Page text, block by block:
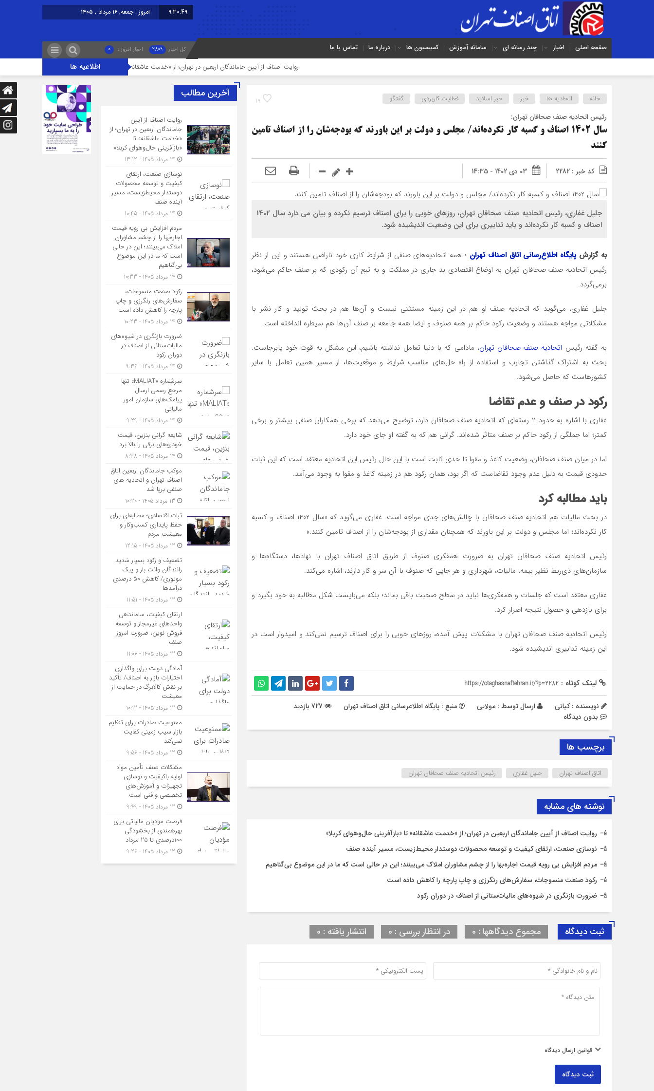
9:30:49 امروز : جمعه, ۱۶ مرداد , ۱۴۰۵
صفحه اصلی اخبار چند رسانه ای سامانه آموزش کمیسیون ها درباره ما تماس با ما کل اخبار 2809 اخبار امروز : 0
اطلاعیه ها
روایت اصناف از آیین جاماندگان اربعین در تهران؛ از «خدمت عاشقانه» تا «بازآفرینی حال‌وهوای کربلا»
19 خانه اتحادیه ها خبر خبر اسلايد فعالیت کاربردی گفتگو
رئیس اتحادیه صنف صحافان تهران:
سال 1402 اصناف و کسبه کار نکرده‌اند/ مجلس و دولت بر این باورند که بودجه‌شان را از اصناف تامین
کنند
کد خبر : 2282 03 دی 1402 - 14:35
جلیل غفاری، رئیس اتحادیه صنف صحافان تهران، روزهای خوبی را برای اصناف ترسیم نکرده و بیان می دارد سال 1402
اصناف و کسبه کار نکرده‌اند و باید تدابیری برای این وضعیت اندیشیده شود.
به گزارش پایگاه اطلاع‌رسانی اتاق اصناف تهران ؛ همه اتحادیه‌های صنفی از شرایط کاری خود ناراضی هستند و این از نظر
رئیس اتحادیه صنف صحافان تهران به اوضاع اقتصادی بد جاری در مملکت و به تبع آن رکودی که بر صنف حاکم می‌شود،
برمی‌گردد.
جلیل غفاری، می‌گوید که اتحادیه صنف او هم در این زمینه مستثنی نیست و آن‌ها هم در بحث تولید و کار نشر با
مشکلاتی مواجه هستند و وضعیت رکود حاکم بر همه صنوف و ایضا همه جامعه بر صنف آن‌ها هم سیطره انداخته است.
به گفته رئیس اتحادیه صنف صحافان تهران، مادامی که با دنیا تعامل نداشته باشیم، این مشکل به قوت خود پابرجاست.
بحث به اشتراک گذاشتن تجارب و استفاده از راه‌ حل‌های مناسب شرایط و موقعیت‌ها، از مسیر همین تعامل با سایر
کشورهاست که حاصل می‌شود.
رکود در صنف و عدم تقاضا
غفاری با اشاره به حدود 11 رسته‌ای که اتحادیه صنف صحافان دارد، توضیح می‌دهد که برخی همکاران صنفی بیشتر و برخی
کمتر؛ اما جملگی از رکود حاکم بر صنف متاثر شده‌اند. گرانی هم که به گفته او جای خود دارد.
اما در میان صنف صحافان، وضعیت کاغذ و مقوا تا حدی ثابت است با این حال رئیس این اتحادیه معتقد است که این ثبات
حدودی قیمت به دلیل عدم وجود تقاضاست که اگر بود، همان رکود هم در زمینه کاغذ و مقوا به وجود می‌آمد.
باید مطالبه کرد
در بحث مالیات هم اتحادیه صنف صحافان با چالش‌های جدی مواجه است. غفاری می‌گوید که «سال 1402 اصناف و کسبه
کار نکرده‌اند؛ اما مجلس و دولت بر این باورند که همچنان مقداری از بودجه‌شان را از اصناف تامین کنند.»
رئیس اتحادیه صنف صحافان تهران به ضرورت همفکری صنوف از طریق اتاق اصناف تهران با نهادها، دستگاه‌ها و
سازمان‌های ذی‌‌ربط نظیر بیمه، مالیات، شهرداری و هر جایی که صنوف با آن سر و کار دارند، اشاره می‌کند.
غفاری معتقد است که جلسات و همفکری‌ها نباید در سطح صحبت باقی بماند؛ بلکه می‌بایست شکل مطالبه به خود بگیرد و
برای بازدهی و حصول نتیجه اصرار کرد.
رئیس اتحادیه صنف صحافان تهران با مشکلات پیش آمده، روزهای خوبی را برای اصناف ترسیم نمی‌کند و امیدوار است در
این زمینه تدابیری اندیشیده شود.
لینک کوتاه : https://otaghasnaftehran.ir/?p=2282
نویسنده : کیانی ارسال توسط : مولایی منبع : پایگاه اطلاع‎رسانی اتاق اصناف تهران
بدون دیدگاه
برچسب ها
اتاق اصناف تهران جلیل غفاری رئیس اتحادیه صنف صحافان تهران
نوشته های مشابه
روایت اصناف از آیین جاماندگان اربعین در تهران؛ از «خدمت عاشقانه» تا «بازآفرینی حال‌وهوای کربلا»
نوسازی صنعت، ارتقای کیفیت و توسعه محصولات دوستدار محیط‌زیست، مسیر آینده صنف
مردم افزایش بی رویه قیمت اجاره‌بها را از چشم مشاوران املاک می‌بینند؛ این در حالی است که ما در این موضوع بی‌گناهیم
رکود صنعت منسوجات، سفارش‌های رنگرزی و چاپ پارچه را کاهش داده است
ضرورت بازنگری در شیوه‌های مالیات‌ستانی از اصناف در دوران رکود
ثبت دیدگاه مجموع دیدگاهها : 0 در انتظار بررسی : 0 انتشار یافته : 0
قوانین ارسال دیدگاه
ثبت دیدگاه
آخرین مطالب
روایت اصناف از آیین
جاماندگان اربعین در تهران؛ از
«خدمت عاشقانه» تا
«بازآفرینی حال‌وهوای کربلا»
نوسازی صنعت، ارتقای
کیفیت و توسعه محصولات
دوستدار محیط‌زیست، مسیر
آینده صنف
مردم افزایش بی رویه قیمت
اجاره‌بها را از چشم مشاوران
املاک می‌بینند؛ این در حالی
است که ما در این موضوع
بی‌گناهیم
رکود صنعت منسوجات،
سفارش‌های رنگرزی و چاپ
پارچه را کاهش داده است
ضرورت بازنگری در شیوه‌های
مالیات‌ستانی از اصناف در
دوران رکود
سرشماره «MALIAT» تنها
مرجع رسمی ارسال
پیامک‌های سازمان امور
مالیاتی
شایعه گرانی بنزین، قیمت
خودروهای برقی را بالا برد
موکب جاماندگان اربعین اتاق
اصناف تهران و اتحادیه های
صنفی برپا شد
ثبات اقتصادی؛ مطالبه‌ای برای
حفظ پایداری کسب‌وکار و
معیشت مردم
تضعیف و رکود بسیار شدید
رانندگان وانت بار و پیک
موتوری/ کاهش ۵۰ درصدی
درآمدها
ارتقای کیفیت، ساماندهی
واحدهای غیرمجاز و توسعه
فروش نوین، ضرورت امروز
صنف
آمادگی دولت برای واگذاری
اختیارات بازار به اصناف/ تأکید
بر نقش کالابرگ در حمایت از
معیشت
ممنوعیت صادرات برای تنظیم
بازار سیب زمینی کفایت
نمی‌کند
مشکلات صنف تأمین مواد
اولیه باکیفیت و نوسازی
تجهیزات و آموزش‌های
تخصصی و فنی است
فرصت مؤدیان مالیاتی برای
بهره‎مندی از بخشودگی
100درصدی تا ۲۵ مرداد